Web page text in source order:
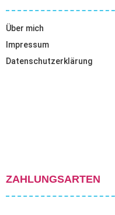
Über mich
Impressum
Datenschutzerklärung
ZAHLUNGSARTEN